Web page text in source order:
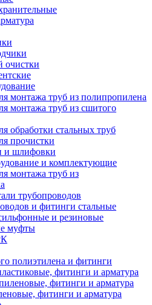
очистки
монтажа труб из полипропилена
монтажа труб из сшитого
обработки стальных труб
прочистки
и шлифовки
и комплектующие
монтажа труб из
трубопроводов
и фитинги стальные
и резиновые
муфты
полиэтилена и фитинги
фитинги и арматура
фитинги и арматура
фитинги и арматура